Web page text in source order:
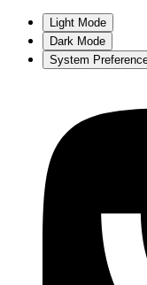
Light Mode
Dark Mode
System